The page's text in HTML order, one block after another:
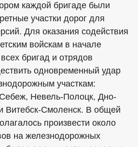
каждой бригаде были
участки дорог для
Для оказания содействия
войскам в начале
бригад и отрядов
одновременный удар
участкам:
Невель-Полоцк, Дно-
Витебск-Смоленск. В общей
произвести около
на железнодорожных